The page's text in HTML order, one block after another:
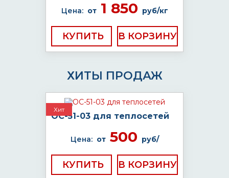
Цена: от1 850 руб/кг
КУПИТЬ
ХИТЫ ПРОДАЖ
Хит
ОС-51-03 для теплосетей
Цена: от500 руб/
КУПИТЬ